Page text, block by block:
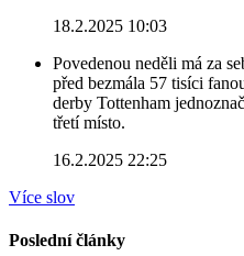
18.2.2025 10:03
Povedenou neděli má za
před bezmála 57 tisíci
derby Tottenham
třetí místo.
16.2.2025 22:25
Více slov
Poslední články